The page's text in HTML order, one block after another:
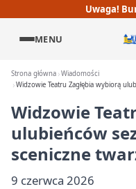
Uwaga!
MENU
Strona główna Wiadomości
Widzowie Teatru Zagłębia wybiorą
Widzowie
ulubieńców
sceniczne
9 czerwca 2026